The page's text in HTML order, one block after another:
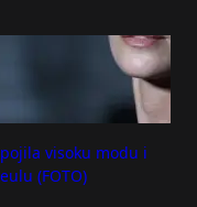
visoku modu i
(FOTO)